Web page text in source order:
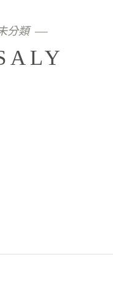
分類